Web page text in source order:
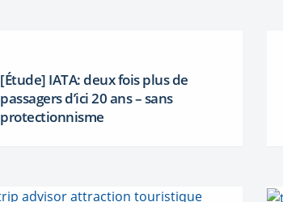
[Étude] IATA: deux fois plus de
passagers d’ici 20 ans – sans
protectionnisme